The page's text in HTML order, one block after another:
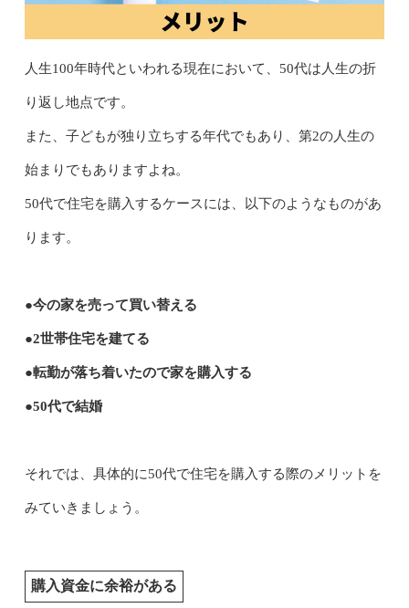
人生100年時代といわれる現在において、50代は人生の折
り返し地点です。
また、子どもが独り立ちする年代でもあり、第2の人生の
始まりでもありますよね。
50代で住宅を購入するケースには、以下のようなものがあ
ります。
●今の家を売って買い替える
●2世帯住宅を建てる
●転勤が落ち着いたので家を購入する
●50代で結婚
それでは、具体的に50代で住宅を購入する際のメリットを
みていきましょう。
購入資金に余裕がある